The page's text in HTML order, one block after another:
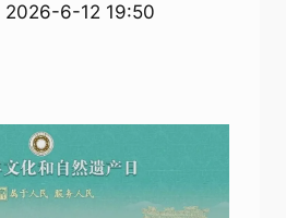
2026-6-12 19:50